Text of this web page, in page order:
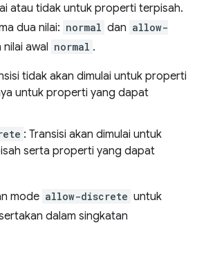
atau tidak untuk properti terpisah.
dua nilai: normal dan allow-
awal normal .
tidak akan dimulai untuk properti
untuk properti yang dapat
: Transisi akan dimulai untuk
serta properti yang dapat
mode allow-discrete untuk
dalam singkatan